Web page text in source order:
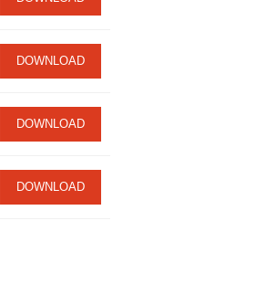
DOWNLOAD
DOWNLOAD
DOWNLOAD